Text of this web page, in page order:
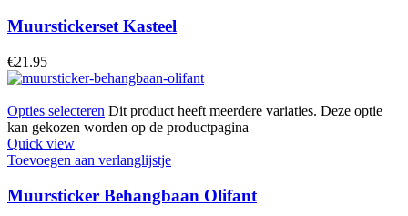
Muurstickerset Kasteel
€21.95
Opties selecteren Dit product heeft meerdere variaties. Deze optie
kan gekozen worden op de productpagina
Quick view
Toevoegen aan verlanglijstje
Muursticker Behangbaan Olifant